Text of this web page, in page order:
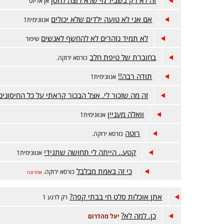
אם אני לא טועה ילדים שלא יכולים אנוונימית1
לא תמיד נזהרים לא להחשף לאנשים שיפור
בחוברת של טיפת חלב כורסא ירוקה.
תודה רבה!! אנוונימית1
זה מה שזכור לי. אצל הבכור קראתי על כל
וואלה מעניין אנוונימית1
רוטה כורסא ירוקה.
קטע.. הייתה לי תחושה שתגידי אנוונימית1
כי זה באמת מבלבל כורסא ירוקה. אחרונה
אתן אוכלות סלט חי בבתי קפה? רק לרגע 1
כן. למה לא? יעל מהדרום